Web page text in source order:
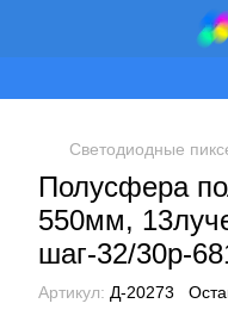
Светодиодные
Полусфера
550мм,
шаг-32/30p-
Артикул: Д-20273